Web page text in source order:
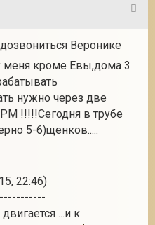
Веронике
меня кроме Евы,дома 3
нужно через две
!!!!!Сегодня в трубе
5-6)щенков.....
22:46)
...и к